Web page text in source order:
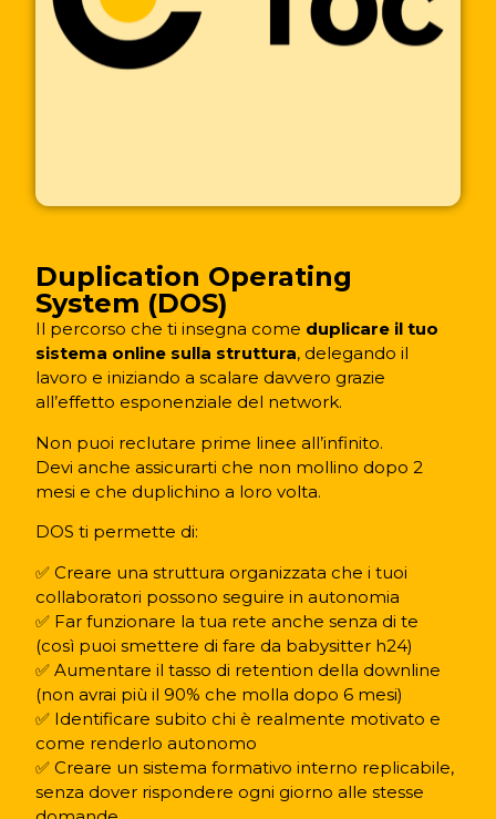
Duplication Operating
System (DOS)
Il percorso che ti insegna come duplicare il tuo
sistema online sulla struttura, delegando il
lavoro e iniziando a scalare davvero grazie
all’effetto esponenziale del network.
Non puoi reclutare prime linee all’infinito.
Devi anche assicurarti che non mollino dopo 2
mesi e che duplichino a loro volta.
DOS ti permette di:
✅ Creare una struttura organizzata che i tuoi
collaboratori possono seguire in autonomia
✅ Far funzionare la tua rete anche senza di te
(così puoi smettere di fare da babysitter h24)
✅ Aumentare il tasso di retention della downline
(non avrai più il 90% che molla dopo 6 mesi)
✅ Identificare subito chi è realmente motivato e
come renderlo autonomo
✅ Creare un sistema formativo interno replicabile,
senza dover rispondere ogni giorno alle stesse